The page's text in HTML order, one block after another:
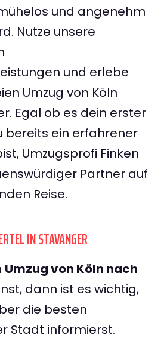
und angenehm
Nutze unsere
und erlebe
Umzug von Köln
Egal ob es dein erster
bereits ein erfahrener
Umzugsprofi Finken
Partner auf
Reise.
IN STAVANGER
Umzug von Köln nach
dann ist es wichtig,
die besten
Stadt informierst.